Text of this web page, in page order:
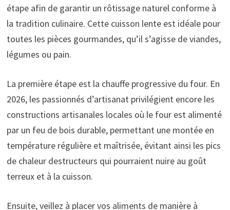
étape afin de garantir un rôtissage naturel conforme à
la tradition culinaire. Cette cuisson lente est idéale pour
toutes les pièces gourmandes, qu’il s’agisse de viandes,
légumes ou pain.
La première étape est la chauffe progressive du four. En
2026, les passionnés d’artisanat privilégient encore les
constructions artisanales locales où le four est alimenté
par un feu de bois durable, permettant une montée en
température régulière et maîtrisée, évitant ainsi les pics
de chaleur destructeurs qui pourraient nuire au goût
terreux et à la cuisson.
Ensuite, veillez à placer vos aliments de manière à